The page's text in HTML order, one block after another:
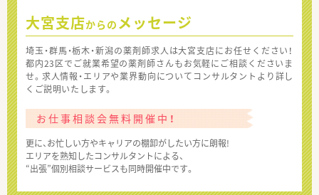
大宮支店からの メッセージ
埼玉・群馬・栃木・新潟の薬剤師求人は大宮支店にお任せください！
都内23区でご就業希望の薬剤師さんもお気軽にご相談くださいま
せ。求人情報・エリアや業界動向についてコンサルタントより詳し
くご説明いたします。
お仕事相談会無料開催中！
更に、お忙しい方やキャリアの棚卸がしたい方に朗報!
エリアを熟知したコンサルタントによる、
“出張”個別相談サービスも同時開催中です。